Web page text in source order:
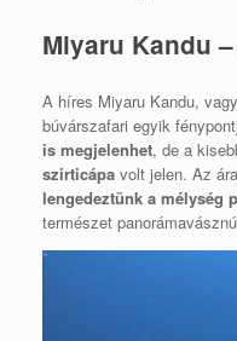
Miyaru Kandu
A híres Miyaru Kandu,
búvárszafari egyik
is megjelenhet, de a
szirticápa volt jelen. Az
lengedeztünk a mélység
természet